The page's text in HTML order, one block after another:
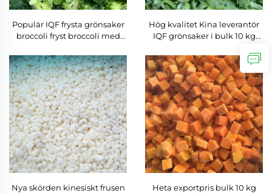
Populär IQF frysta grönsaker
broccoli fryst broccoli med
Hög kvalitet Kina leverantör
IQF grönsaker i bulk 10 kg
Nya skörden kinesiskt frusen
Heta exportpris bulk 10 kg